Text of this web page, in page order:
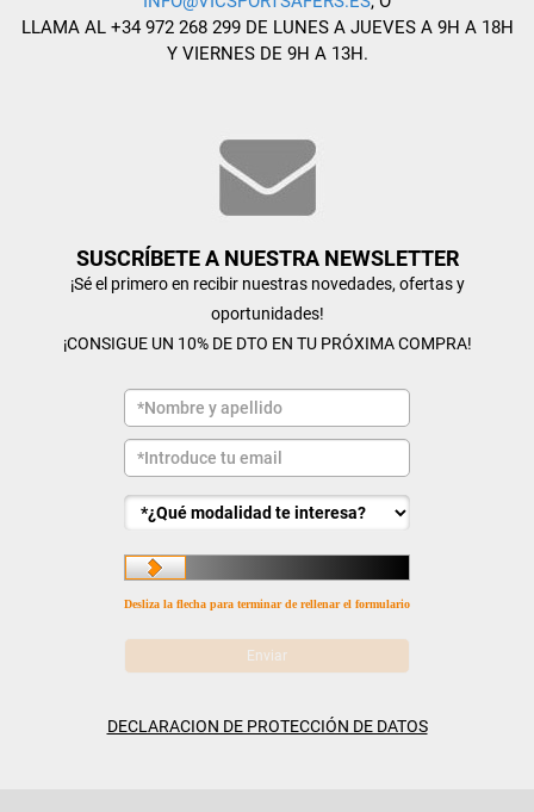
LLAMA AL +34 972 268 299 DE LUNES A JUEVES A 9H A 18H
Y VIERNES DE 9H A 13H.
SUSCRÍBETE A NUESTRA NEWSLETTER
¡Sé el primero en recibir nuestras novedades, ofertas y
oportunidades!
¡CONSIGUE UN 10% DE DTO EN TU PRÓXIMA COMPRA!
Desliza la flecha para terminar de rellenar el formulario
DECLARACION DE PROTECCIÓN DE DATOS